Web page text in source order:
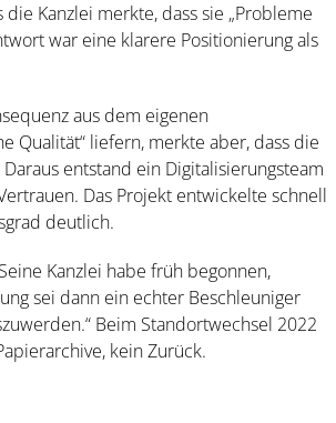
Kanzlei merkte, dass sie „Probleme
war eine klarere Positionierung als
aus dem eigenen
Qualität“ liefern, merkte aber, dass die
entstand ein Digitalisierungsteam
Das Projekt entwickelte schnell
deutlich.
Kanzlei habe früh begonnen,
sei dann ein echter Beschleuniger
Beim Standortwechsel 2022
kein Zurück.